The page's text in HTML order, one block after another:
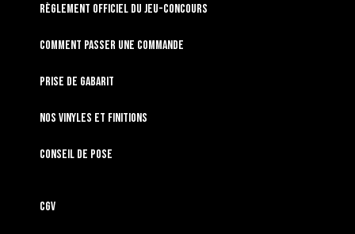
RÈGLEMENT OFFICIEL DU JEU-CONCOURS
Comment passer une commande
Prise de gabarit
Nos vinyles et finitions
Conseil de pose
CGV